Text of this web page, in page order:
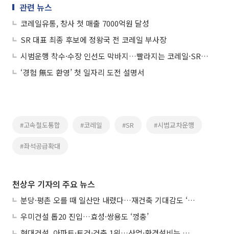
관련 뉴스
코레일유통, 창사 첫 매출 7000억원 달성
SR 대표 최종 후보에 정왕국 전 코레일 부사장
시범운행 착수·수장 인선도 막바지…빨라지는 코레일·SR 통합 시계
‘경험 無도 환영’ 첫 일자리 도전 설명서
#고속철도통합 #코레일 #SR #시범교차운행
#좌석공급확대
천상우 기자의 주요 뉴스
분당·평촌 오를 때 일산만 내렸다…재건축 기대감도 ‘무색’
우미건설 톱20 진입…효성·쌍용도 ‘껑충’